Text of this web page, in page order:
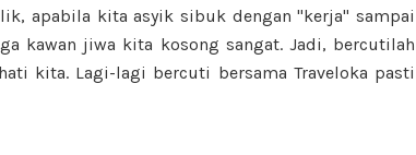
apabila kita asyik sibuk dengan "kerja" sampai
kawan jiwa kita kosong sangat. Jadi, bercutilah
kita. Lagi-lagi bercuti bersama Traveloka pasti